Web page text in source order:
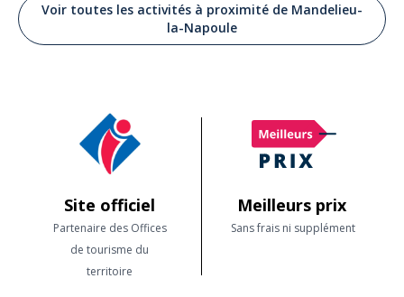
Voir toutes les activités à proximité de Mandelieu-
la-Napoule
Site officiel
Partenaire des Offices
de tourisme du
territoire
Meilleurs prix
Sans frais ni supplément